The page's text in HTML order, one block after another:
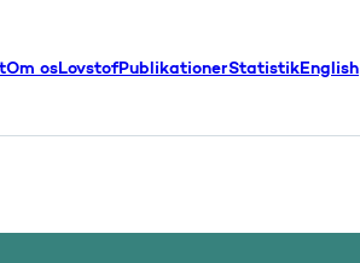
Om osLovstofPublikationerStatistikEnglish
- Flere links